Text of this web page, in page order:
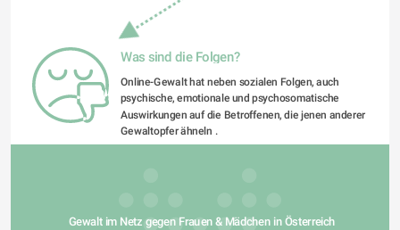
Was sind die Folgen?
Online-Gewalt hat neben sozialen Folgen, auch
psychische, emotionale und psychosomatische
Auswirkungen auf die Betroffenen, die jenen anderer
Gewaltopfer ähneln .
Gewalt im Netz gegen Frauen & Mädchen in Österreich